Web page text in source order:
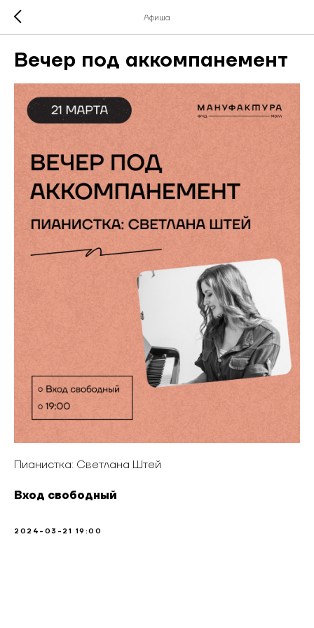
Афиша
Вечер под аккомпанемент
Пианистка: Светлана Штей
Вход свободный
2024-03-21 19:00